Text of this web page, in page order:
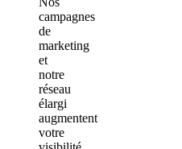
campagnes
de
marketing
et
notre
réseau
élargi
augmentent
votre